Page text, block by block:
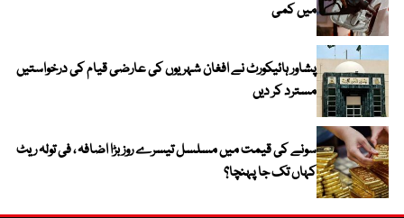
میں کمی
پشاور ہائیکورٹ نے افغان شہریوں کی عارضی قیام کی درخواستیں
مسترد کر دیں
سونے کی قیمت میں مسلسل تیسرے روز بڑا اضافہ ، فی تولہ ریٹ
کہاں تک جا پہنچا؟